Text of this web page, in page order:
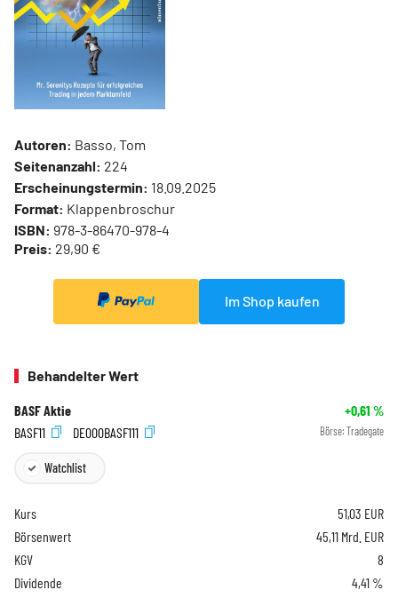
Autoren: Basso, Tom
Seitenanzahl: 224
Erscheinungstermin: 18.09.2025
Format: Klappenbroschur
ISBN: 978-3-86470-978-4
Preis: 29,90 €
Im Shop kaufen
Behandelter Wert
BASF Aktie +0,61 %
BASF11
DE000BASF111 Börse: Tradegate
Watchlist
Kurs 51,03 EUR
Börsenwert
45,11 Mrd. EUR
KGV
8
Dividende
4,41 %